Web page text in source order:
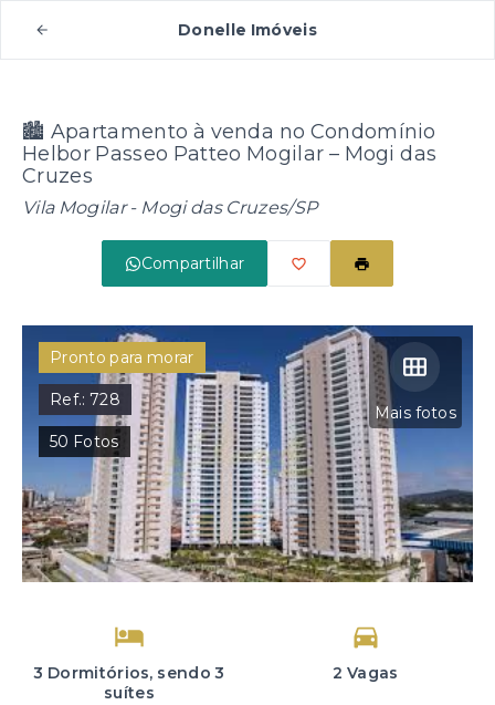
Donelle Imóveis
🏙️ Apartamento à venda no Condomínio
Helbor Passeo Patteo Mogilar – Mogi das
Cruzes
Vila Mogilar - Mogi das Cruzes/SP
Compartilhar
Mais fotos
Pronto para morar
Ref.: 728
50 Fotos
3 Dormitórios, sendo 3
suítes
2 Vagas